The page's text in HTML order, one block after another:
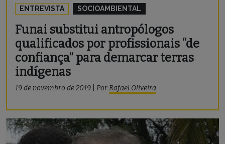
ENTREVISTA SOCIOAMBIENTAL
Funai substitui antropólogos
qualificados por profissionais “de
confiança” para demarcar terras
indígenas
19 de novembro de 2019 PorRafael Oliveira